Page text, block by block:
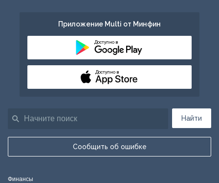
Найти
Сообщить об ошибке
Приложение Multi от Минфин
Доступно в
Доступно в
Финансы